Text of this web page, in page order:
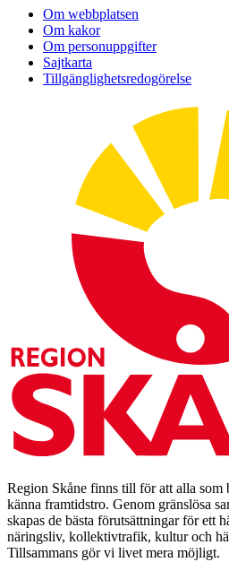
Om webbplatsen
Om kakor
Om personuppgifter
Sajtkarta
Tillgänglighetsredogörelse
Region Skåne finns till för att alla som
känna framtidstro. Genom gränslösa
skapas de bästa förutsättningar för ett
näringsliv, kollektivtrafik, kultur och
Tillsammans gör vi livet mera möjligt.